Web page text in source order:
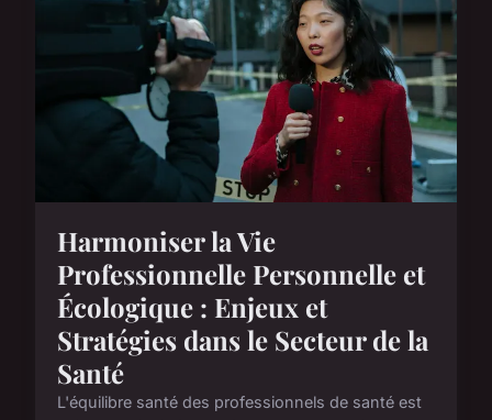
Harmoniser la Vie
Professionnelle Personnelle et
Écologique : Enjeux et
Stratégies dans le Secteur de la
Santé
L'équilibre santé des professionnels de santé est